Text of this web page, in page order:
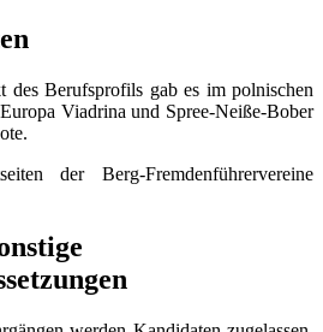
des Berufsprofils gab es im polnischen
Viadrina und Spree-Neiße-Bober
der Berg-Fremdenführervereine